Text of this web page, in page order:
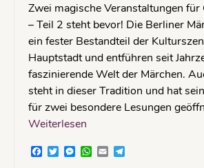
Zwei magische Veranstaltungen für
– Teil 2 steht bevor! Die Berliner
ein fester Bestandteil der
Hauptstadt und entführen seit
faszinierende Welt der Märchen.
steht in dieser Tradition und hat
für zwei besondere Lesungen
Weiterlesen
Facebook
TwitterMessenger
WhatsApp
Email